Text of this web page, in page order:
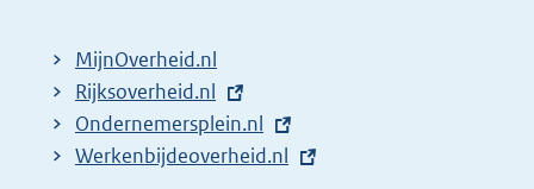
l
i
n
k
MijnOverheid.nl
E
x
t
Rijksoverheid.nl
E
x
Ondernemersplein.nl
E
Werkenbijdeoverheid.nl